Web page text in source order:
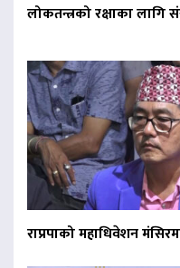
लोकतन्त्रको रक्षाका
राप्रपाको महाधिवेशन